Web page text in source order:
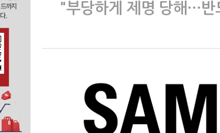
"부당하게 제명 당해…반